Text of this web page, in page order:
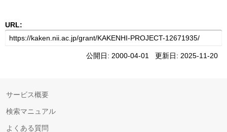
URL:
公開日: 2000-04-01 更新日: 2025-11-20
サービス概要
検索マニュアル
よくある質問